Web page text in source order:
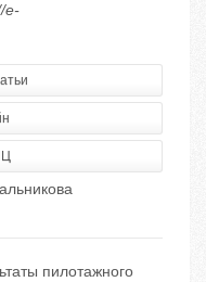
e-
пилотажного